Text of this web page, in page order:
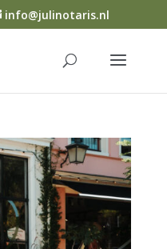
info@julinotaris.nl